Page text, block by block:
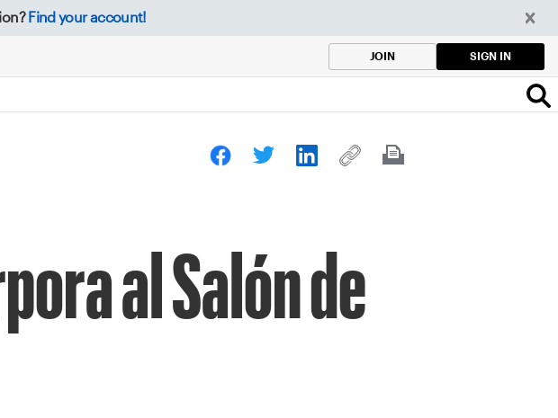
Find your account!
JOIN SIGN IN
al Salón de